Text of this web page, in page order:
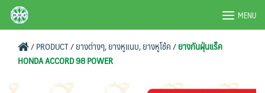
SkipBRPAUTO.COM MENU
/PRODUCT/ยางต่างๆ, ยางหูแนบ, ยางหูโช้ค/ยางกันฝุ่นแร็ค
HONDA ACCORD 98 POWER